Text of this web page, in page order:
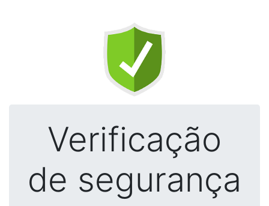
Verificação
de segurança